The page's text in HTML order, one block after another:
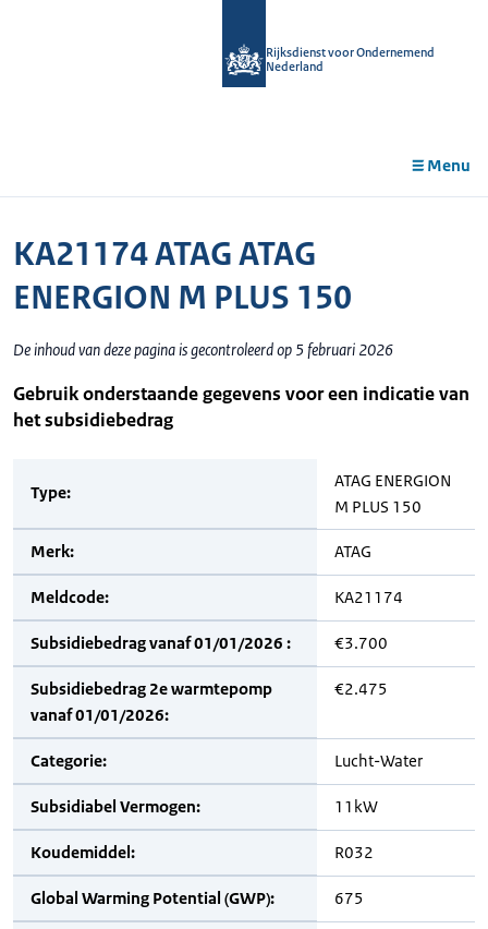
Rijksdienst voor Ondernemend
Nederland
Menu
KA21174 ATAG ATAG
ENERGION M PLUS 150
De inhoud van deze pagina is gecontroleerd op 5 februari 2026
Gebruik onderstaande gegevens voor een indicatie van
het subsidiebedrag
Type:
ATAG ENERGION
M PLUS 150
Merk: ATAG
Meldcode: KA21174
Subsidiebedrag vanaf 01/01/2026 : €3.700
Subsidiebedrag 2e warmtepomp
vanaf 01/01/2026:
€2.475
Categorie: Lucht-Water
Subsidiabel Vermogen: 11kW
Koudemiddel: R032
Global Warming Potential (GWP): 675